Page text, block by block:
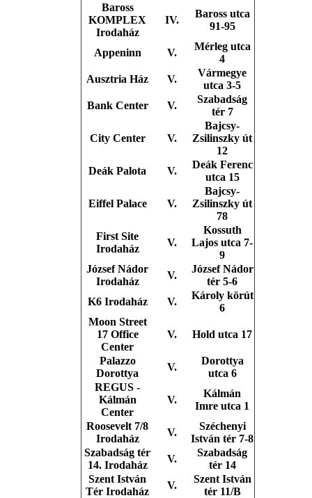
Baross
KOMPLEX
Irodaház
IV.
Baross utca
91-95
Appeninn V.
Mérleg utca
4
Ausztria Ház
V.
Vármegye
utca 3-5
Bank Center
V.
Szabadság
tér 7
City Center V.
Bajcsy-
Zsilinszky út
12
Deák Palota
V.
Deák Ferenc
utca 15
Eiffel Palace V.
Bajcsy-
Zsilinszky út
78
First Site
Irodaház
V.
Kossuth
Lajos utca 7-
9
József Nádor
Irodaház
V.
József Nádor
tér 5-6
K6 Irodaház
V.
Károly körút
6
Moon Street
17 Office
Center
V. Hold utca 17
Palazzo
Dorottya
V.
Dorottya
utca 6
REGUS -
Kálmán
Center
V.
Kálmán
Imre utca 1
Roosevelt 7/8
Irodaház
V.
Széchenyi
István tér 7-8
Szabadság tér
14. Irodaház
V.
Szabadság
tér 14
Szent István
Tér Irodaház
V.
Szent István
tér 11/B